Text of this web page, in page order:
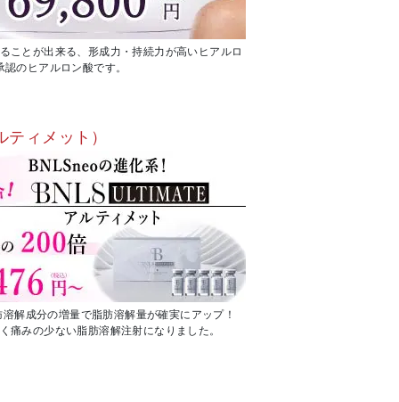
ことが出来る、形成力・持続力が高いヒアルロ
のヒアルロン酸です。
ィメット）
解成分の増量で脂肪溶解量が確実にアップ！
痛みの少ない脂肪溶解注射になりました。